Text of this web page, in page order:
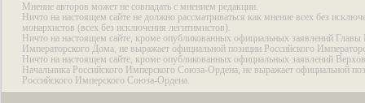
Мнение авторов может не совпадать с мнением редакции.
Ничто на настоящем сайте не должно рассматриваться как мнение всех без
монархистов (всех без исключения легитимистов).
Ничто на настоящем сайте, кроме опубликованных официальных заявлений Главы
Императорского Дома, не выражает официальной позиции Российского
Ничто на настоящем сайте, кроме опубликованных официальных заявлений
Начальника Российского Имперского Союза-Ордена, не выражает официальной
Российского Имперского Союза-Ордена.